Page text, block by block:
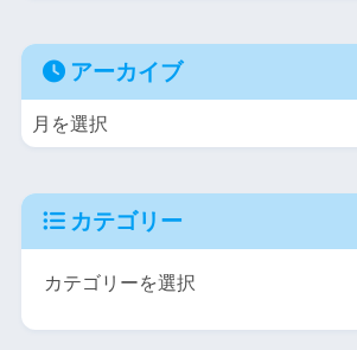
アーカイブ
カテゴリー